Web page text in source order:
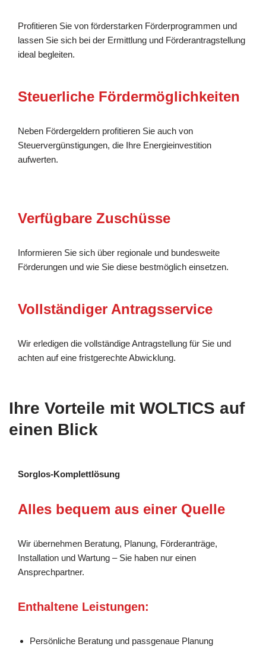
Profitieren Sie von förderstarken Förderprogrammen und
lassen Sie sich bei der Ermittlung und Förderantragstellung
ideal begleiten.
Steuerliche Fördermöglichkeiten
Neben Fördergeldern profitieren Sie auch von
Steuervergünstigungen, die Ihre Energieinvestition
aufwerten.
Verfügbare Zuschüsse
Informieren Sie sich über regionale und bundesweite
Förderungen und wie Sie diese bestmöglich einsetzen.
Vollständiger Antragsservice
Wir erledigen die vollständige Antragstellung für Sie und
achten auf eine fristgerechte Abwicklung.
Ihre Vorteile mit WOLTICS auf
einen Blick
Sorglos-Komplettlösung
Alles bequem aus einer Quelle
Wir übernehmen Beratung, Planung, Förderanträge,
Installation und Wartung – Sie haben nur einen
Ansprechpartner.
Enthaltene Leistungen:
Persönliche Beratung und passgenaue Planung